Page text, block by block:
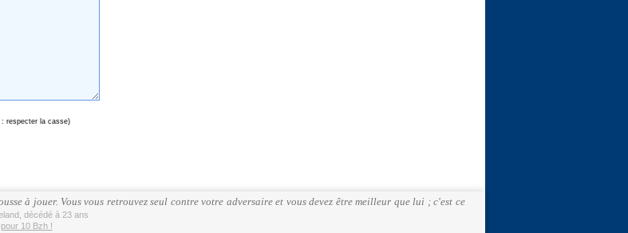
: respecter la casse)
à jouer. Vous vous retrouvez seul contre votre adversaire et vous devez être meilleur que lui ; c'est ce
décédé à 23 ans
10 Bzh !